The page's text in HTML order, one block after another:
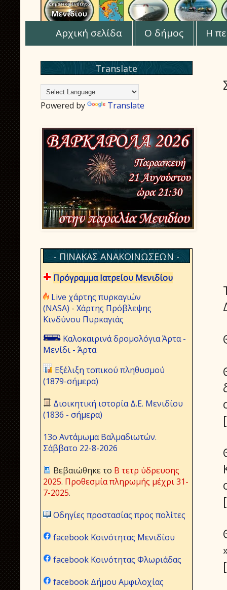
Αρχική σελίδα Ο δήμος Η
Translate
Powered by Translate
- ΠΙΝΑΚΑΣ ΑΝΑΚΟΙΝΩΣΕΩΝ -
Πρόγραμμα Ιατρείου Μενιδίου
Live χάρτης πυρκαγιών
(NASA) - Χάρτης Πρόβλεψης
Κινδύνου Πυρκαγιάς
Καλοκαιρινά δρομολόγια Άρτα -
Μενίδι - Άρτα
Εξέλιξη τοπικού πληθυσμού
(1879-σήμερα)
Διοικητική ιστορία Δ.Ε. Μενιδίου
(1836 - σήμερα)
13ο Αντάμωμα Βαλμαδιωτών.
Σάββατο 22-8-2026
Βεβαιώθηκε το Β τετρ ύδρευσης
2025. Προθεσμία πληρωμής μέχρι 31-
7-2025.
Οδηγίες προστασίας προς πολίτες
facebook Κοινότητας Μενιδίου
facebook Κοινότητας Φλωριάδας
facebook Δήμου Αμφιλοχίας